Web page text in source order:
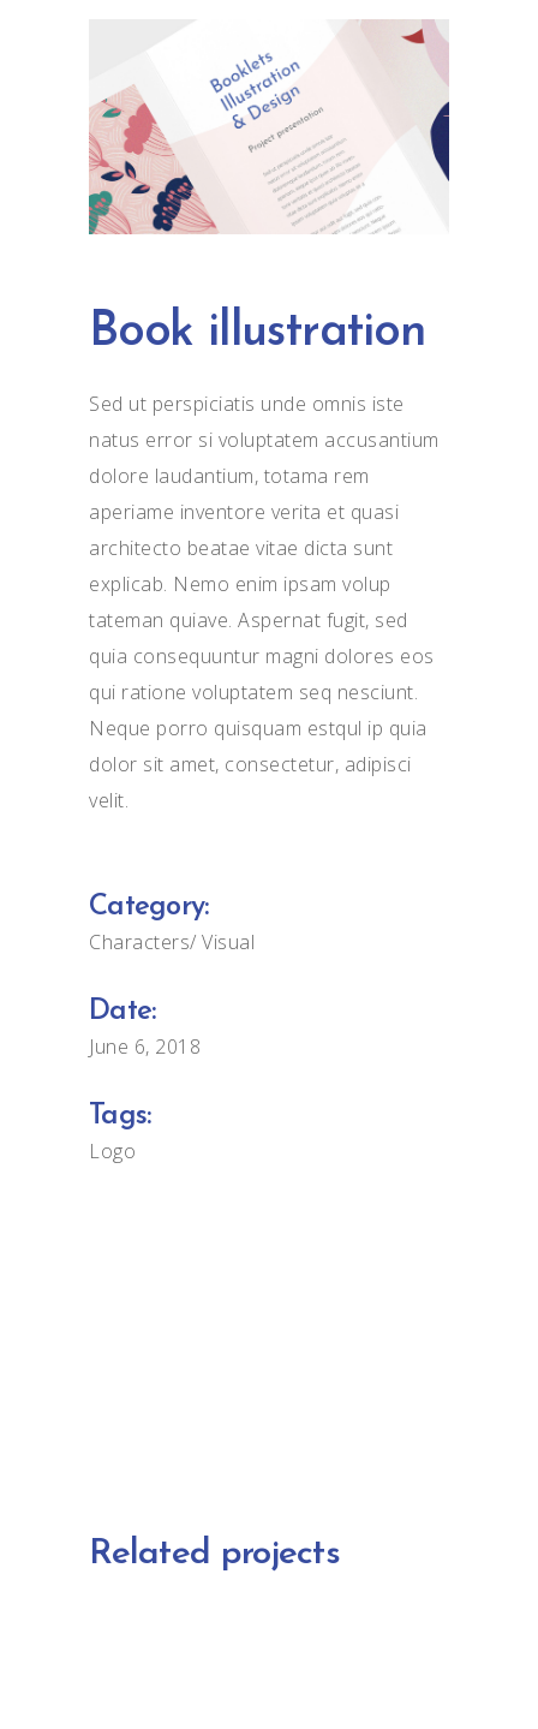
Book illustration
Sed ut perspiciatis unde omnis iste
natus error si voluptatem accusantium
dolore laudantium, totama rem
aperiame inventore verita et quasi
architecto beatae vitae dicta sunt
explicab. Nemo enim ipsam volup
tateman quiave. Aspernat fugit, sed
quia consequuntur magni dolores eos
qui ratione voluptatem seq nesciunt.
Neque porro quisquam estqul ip quia
dolor sit amet, consectetur, adipisci
velit.
Category:
Characters Visual
Date:
June 6, 2018
Tags:
Logo
Related projects